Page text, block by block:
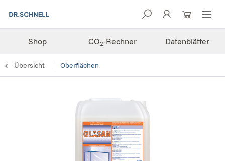
Shop CO2-Rechner Datenblätter
Übersicht Oberflächen